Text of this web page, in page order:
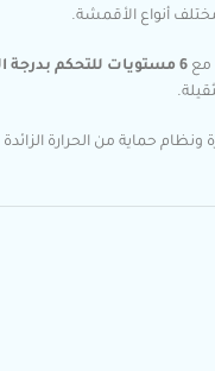
أنواع الأقمشة.
مع 6 مستويات للتحكم بدرجة الحرارة
حماية من الحرارة